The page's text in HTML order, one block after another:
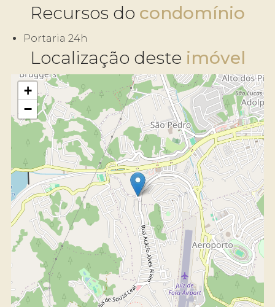
Recursos do
Portaria 24h
Localização deste
+
−